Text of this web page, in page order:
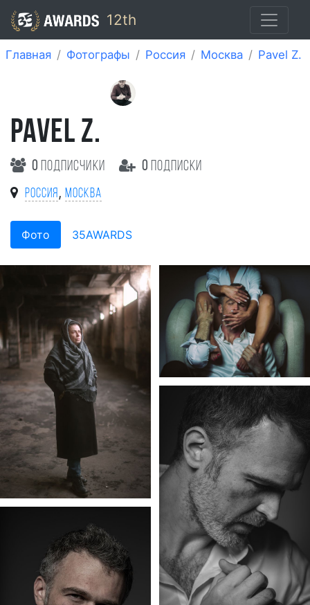
12th
Главная Фотографы Россия Москва Pavel Z.
PAVEL Z.
0 подписчики 0 подписки
Россия , Москва
Фото 35AWARDS